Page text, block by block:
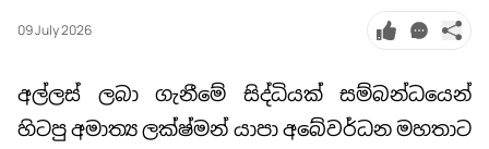
09 July 2026
අල්ලස් ලබා ගැනීමේ සිද්ධියක් සම්බන්ධයෙන්
හිටපු අමාත්‍ය ලක්ෂ්මන් යාපා අබේවර්ධන මහතාට